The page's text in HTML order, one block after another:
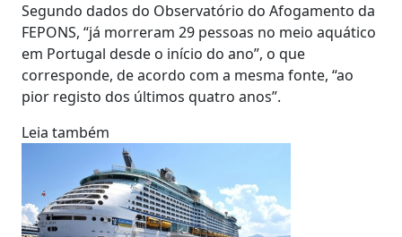
Segundo dados do Observatório do Afogamento da
FEPONS, “já morreram 29 pessoas no meio aquático
em Portugal desde o início do ano”, o que
corresponde, de acordo com a mesma fonte, “ao
pior registo dos últimos quatro anos”.
Leia também